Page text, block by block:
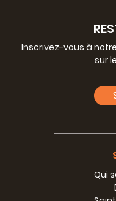
Inscrivez-vous à
sur
Qui